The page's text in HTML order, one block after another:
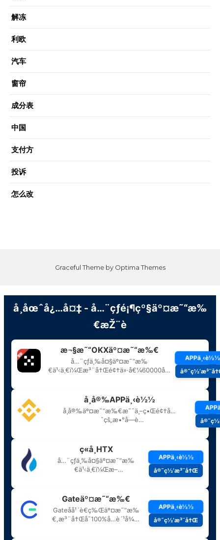
解冻
利欧
汽车
窗帘
成分表
中国
支付方
投诉
怎么改
Graceful Theme by Optima Themes